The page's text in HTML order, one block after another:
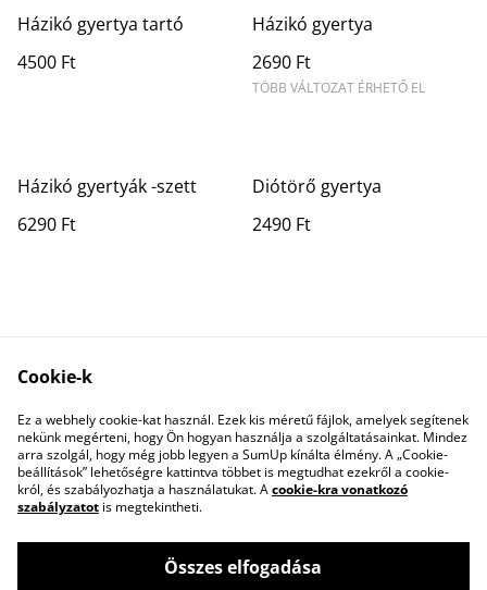
Házikó gyertya tartó
4500 Ft
Házikó gyertya
2690 Ft
TÖBB VÁLTOZAT ÉRHETŐ EL
Házikó gyertyák -szett
6290 Ft
Diótörő gyertya
2490 Ft
Contact Us
Legal Terms
Privacy Policy
Cookie Policy
Cookie-k
Ez a webhely cookie-kat használ. Ezek kis méretű fájlok, amelyek segítenek
nekünk megérteni, hogy Ön hogyan használja a szolgáltatásainkat. Mindez
arra szolgál, hogy még jobb legyen a SumUp kínálta élmény. A „Cookie-
beállítások” lehetőségre kattintva többet is megtudhat ezekről a cookie-
król, és szabályozhatja a használatukat. Acookie-kra vonatkozó
szabályzatot is megtekintheti.
Összes elfogadása